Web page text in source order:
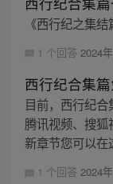
《西行纪之集
1 个回答 2024
西行纪合集
目前，西行纪合
腾讯视频、搜
新章节您可以在
1 个回答 2024